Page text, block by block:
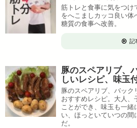
筋トレと食事に気をつけ
をへこましカッコ良い
糖質の食事へ改善。
記
豚のスペアリブ、
しいレシピ、味玉
豚のスペアリブ、バック
おすすめレシピ。大人、
ことができ、味玉も一緒
い、ほっといていつの間
だ。